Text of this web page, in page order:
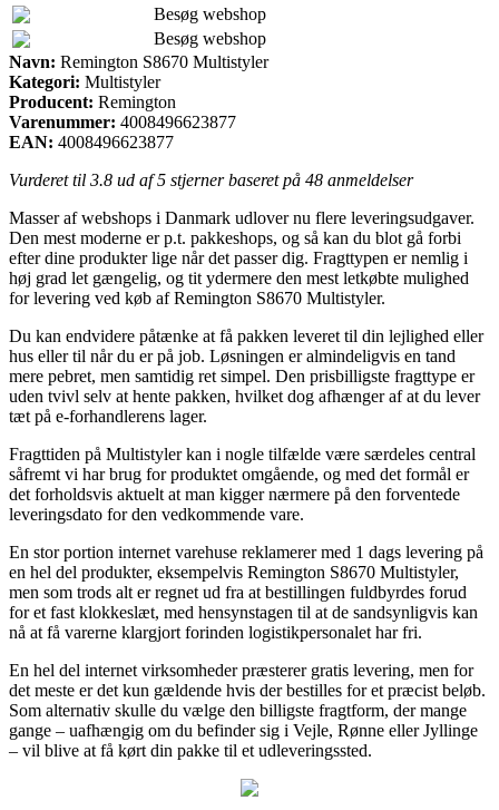
Besøg webshop
Besøg webshop
Navn: Remington S8670 Multistyler
Kategori: Multistyler
Producent: Remington
Varenummer: 4008496623877
EAN: 4008496623877
Vurderet til 3.8 ud af 5 stjerner baseret på 48 anmeldelser
Masser af webshops i Danmark udlover nu flere leveringsudgaver.
Den mest moderne er p.t. pakkeshops, og så kan du blot gå forbi
efter dine produkter lige når det passer dig. Fragttypen er nemlig i
høj grad let gængelig, og tit ydermere den mest letkøbte mulighed
for levering ved køb af Remington S8670 Multistyler.
Du kan endvidere påtænke at få pakken leveret til din lejlighed eller
hus eller til når du er på job. Løsningen er almindeligvis en tand
mere pebret, men samtidig ret simpel. Den prisbilligste fragttype er
uden tvivl selv at hente pakken, hvilket dog afhænger af at du lever
tæt på e-forhandlerens lager.
Fragttiden på Multistyler kan i nogle tilfælde være særdeles central
såfremt vi har brug for produktet omgående, og med det formål er
det forholdsvis aktuelt at man kigger nærmere på den forventede
leveringsdato for den vedkommende vare.
En stor portion internet varehuse reklamerer med 1 dags levering på
en hel del produkter, eksempelvis Remington S8670 Multistyler,
men som trods alt er regnet ud fra at bestillingen fuldbyrdes forud
for et fast klokkeslæt, med hensynstagen til at de sandsynligvis kan
nå at få varerne klargjort forinden logistikpersonalet har fri.
En hel del internet virksomheder præsterer gratis levering, men for
det meste er det kun gældende hvis der bestilles for et præcist beløb.
Som alternativ skulle du vælge den billigste fragtform, der mange
gange – uafhængig om du befinder sig i Vejle, Rønne eller Jyllinge
– vil blive at få kørt din pakke til et udleveringssted.